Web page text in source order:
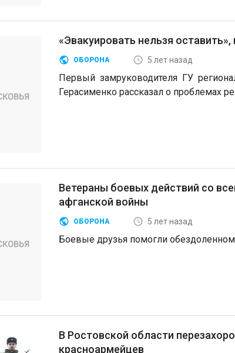
«Эвакуировать нельзя
ОБОРОНА 5 лет назад
Первый замруководителя ГУ
Герасименко рассказал о проблемах
Ветераны боевых действий со
афганской войны
ОБОРОНА 5 лет назад
Боевые друзья помогли
В Ростовской области
красноармейцев